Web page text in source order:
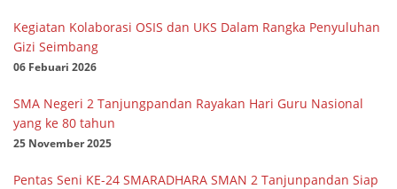
Kegiatan Kolaborasi OSIS dan UKS Dalam Rangka Penyuluhan
Gizi Seimbang
06 Febuari 2026
SMA Negeri 2 Tanjungpandan Rayakan Hari Guru Nasional
yang ke 80 tahun
25 November 2025
Pentas Seni KE-24 SMARADHARA SMAN 2 Tanjunpandan Siap